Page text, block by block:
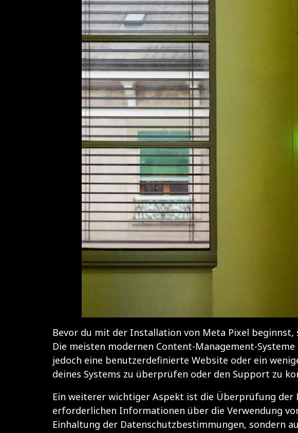
Bevor du mit der Installation von Meta Pixel
Die meisten modernen Content-Management-
jedoch eine benutzerdefinierte Website oder ein
deines Systems zu überprüfen oder den Support zu
Ein weiterer wichtiger Aspekt ist die Überprüfung der
erforderlichen Informationen über die Verwendung
Einhaltung der Datenschutzbestimmungen, sondern